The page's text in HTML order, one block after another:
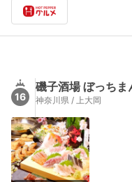
16
磯子酒場 ぼっちま
神奈川県 / 上大岡